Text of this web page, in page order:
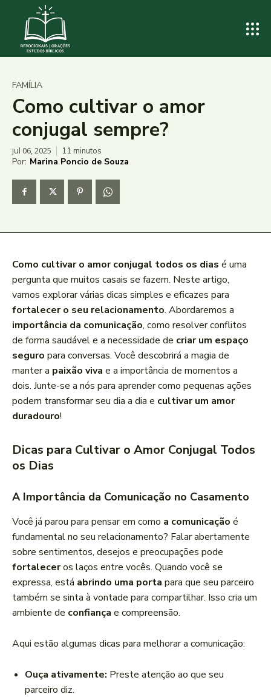
FAMÍLIA
Como cultivar o amor
conjugal sempre?
jul 06, 2025 11 minutos
Por: Marina Poncio de Souza
Como cultivar o amor conjugal todos os dias é uma
pergunta que muitos casais se fazem. Neste artigo,
vamos explorar várias dicas simples e eficazes para
fortalecer o seu relacionamento. Abordaremos a
importância da comunicação, como resolver conflitos
de forma saudável e a necessidade de criar um espaço
seguro para conversas. Você descobrirá a magia de
manter a paixão viva e a importância de momentos a
dois. Junte-se a nós para aprender como pequenas ações
podem transformar seu dia a dia e cultivar um amor
duradouro!
Dicas para Cultivar o Amor Conjugal Todos
os Dias
A Importância da Comunicação no Casamento
Você já parou para pensar em como a comunicação é
fundamental no seu relacionamento? Falar abertamente
sobre sentimentos, desejos e preocupações pode
fortaleceros laços entre vocês. Quando você se
expressa, está abrindo uma porta para que seu parceiro
também se sinta à vontade para compartilhar. Isso cria um
ambiente de confiança e compreensão.
Aqui estão algumas dicas para melhorar a comunicação:
Ouça ativamente: Preste atenção ao que seu
parceiro diz.